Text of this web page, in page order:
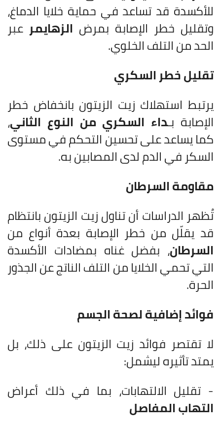
للأكسدة قد تساعد في حماية خلايا الدماغ،
وتقليل خطر الإصابة بمرض الزهايمر عبر
الحد من التلف الخلوي.
تقليل خطر السكري
يرتبط استهلاك زيت الزيتون بانخفاض خطر
الإصابة بـداء السكري من النوع الثاني،
كما يساعد على تحسين التحكم في مستوى
السكر في الدم لدى المصابين به.
مقاومة السرطان
تُظهر الدراسات أن تناول زيت الزيتون بانتظام
قد يقلّل من خطر الإصابة بعدة أنواع من
السرطان، بفضل غناه بمضادات الأكسدة
التي تحمي الخلايا من التلف الناتج عن الجذور
الحرة.
فوائد إضافية لصحة الجسم
لا تقتصر فوائد زيت الزيتون على ذلك، بل
يمتد تأثيره ليشمل:
- تقليل الالتهابات، بما في ذلك أعراض
التهاب المفاصل